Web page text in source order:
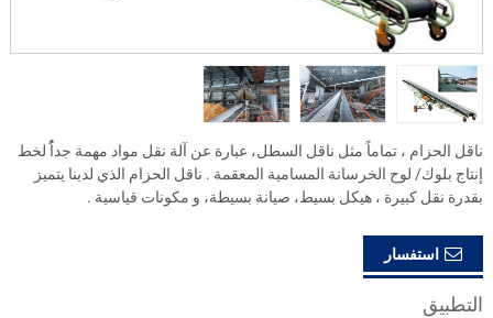
ناقل الحزام ، تماماً مثل ناقل السطل، عبارة عن آلة نقل مواد مهمة جداًُ لخط
إنتاج بلوك/ لوح الخرسانة المسامية المعقمة . ناقل الحزام الذي لدينا يتميز
بقدرة نقل كبيرة ، هيكل بسيط، صيانة بسيطة، و مكونات قياسية .
استفسار
التطبيق